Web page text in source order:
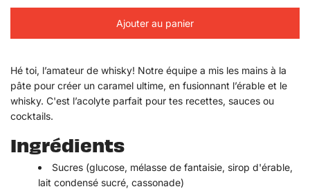
Ajouter au panier
Hé toi, l’amateur de whisky! Notre équipe a mis les mains à la
pâte pour créer un caramel ultime, en fusionnant l’érable et le
whisky. C'est l’acolyte parfait pour tes recettes, sauces ou
cocktails.
Ingrédients
Sucres (glucose, mélasse de fantaisie, sirop d'érable,
lait condensé sucré, cassonade)